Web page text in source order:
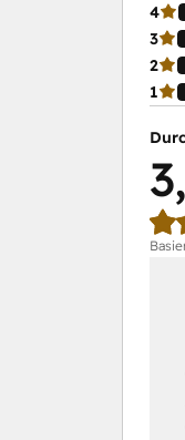
4
3
2
1